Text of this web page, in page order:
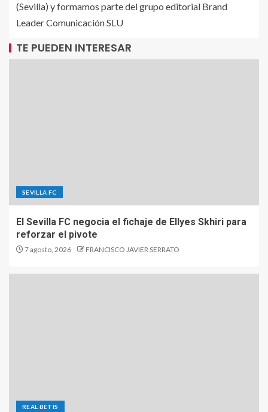
(Sevilla) y formamos parte del grupo editorial Brand
Leader Comunicación SLU
TE PUEDEN INTERESAR
SEVILLA FC
El Sevilla FC negocia el fichaje de Ellyes Skhiri para
reforzar el pivote
7 agosto, 2026 FRANCISCO JAVIER SERRATO
REAL BETIS